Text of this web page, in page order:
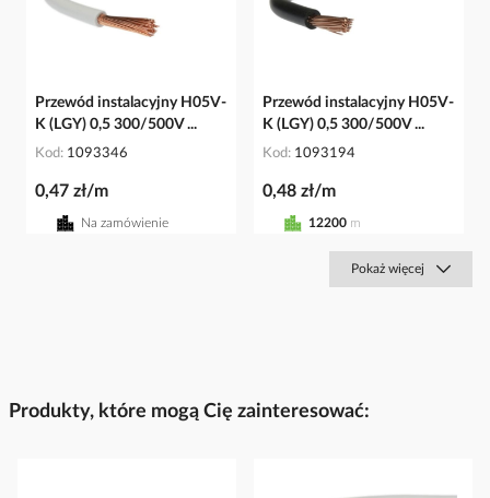
Przewód instalacyjny H05V-
K (LGY) 0,5 300/500V ...
Kod 1093346
0,47 zł/m
Na zamówienie
Przewód instalacyjny H05V-
K (LGY) 0,5 300/500V ...
Kod 1093194
0,48 zł/m
12200 m
Pokaż więcej
Produkty, które mogą Cię zainteresować: